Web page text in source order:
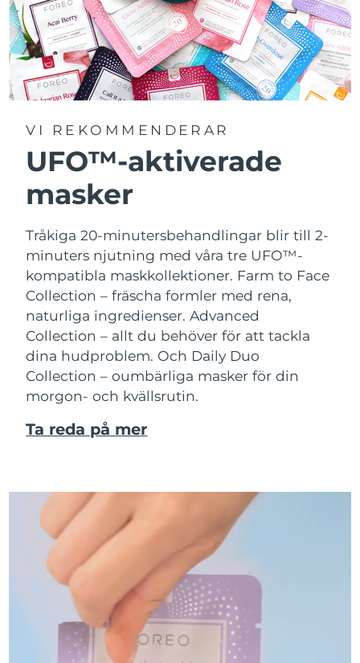
VI REKOMMENDERAR
UFO™-aktiverade
masker
Tråkiga 20-minutersbehandlingar blir till 2-
minuters njutning med våra tre UFO™-
kompatibla maskkollektioner. Farm to Face
Collection – fräscha formler med rena,
naturliga ingredienser. Advanced
Collection – allt du behöver för att tackla
dina hudproblem. Och Daily Duo
Collection – oumbärliga masker för din
morgon- och kvällsrutin.
Ta reda på mer